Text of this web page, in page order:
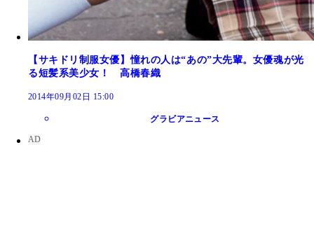
【サキドリ制服女優】憧れの人は“あの”大先輩。女優魂が光
る短髪系美少女！ 高橋春織
2014年09月02日 15:00
グラビアニュース